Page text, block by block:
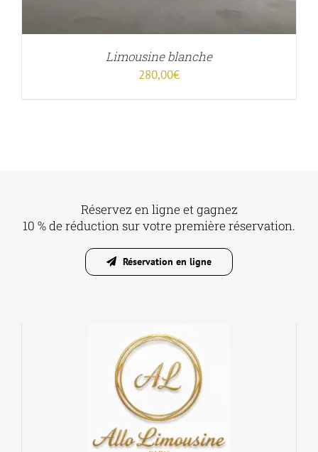
Limousine blanche
280,00€
Réservez en ligne et gagnez
10 % de réduction sur votre première réservation.
Réservation en ligne